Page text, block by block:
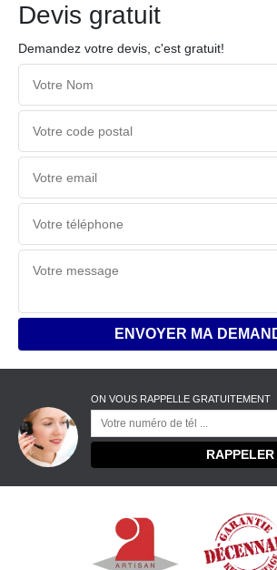
Devis gratuit
Demandez votre devis, c'est gratuit!
ON VOUS RAPPELLE GRATUITEMENT